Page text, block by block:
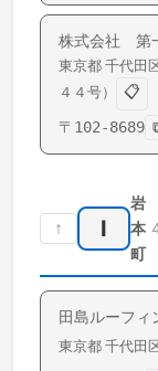
株式会社 第
東京都 千代田
４４号）
📋
〒 102-8689
↑ I
岩
本
町
田島ルーフ
東京都 千代田